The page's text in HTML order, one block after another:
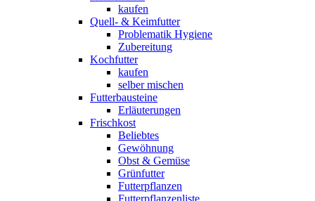
kaufen
Quell- & Keimfutter
Problematik Hygiene
Zubereitung
Kochfutter
kaufen
selber mischen
Futterbausteine
Erläuterungen
Frischkost
Beliebtes
Gewöhnung
Obst & Gemüse
Grünfutter
Futterpflanzen
Futterpflanzenliste